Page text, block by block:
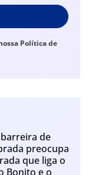
Política de
de
preocupa
que liga o
Bonito e o